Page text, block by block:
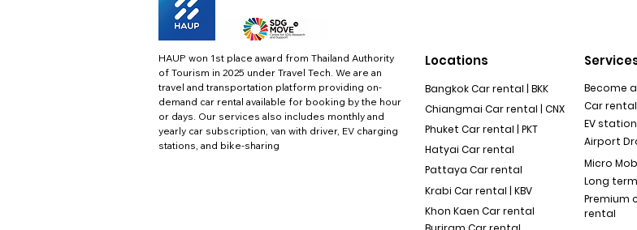
HAUP won 1st place award from Thailand Authority
of Tourism in 2025 under Travel Tech. We are an
travel and transportation platform providing on-
demand car rental available for booking by the hour
or days. Our services also includes monthly and
yearly car subscription, van with driver, EV charging
stations, and bike-sharing
Locations
Bangkok Car rental | BKK
Chiangmai Car rental | CNX
Phuket Car rental | PKT
Hatyai Car rental
Pattaya Car rental
Krabi Car rental | KBV
Khon Kaen Car rental
Become
Car rental
EV station
Airport
Micro
Long
Premium
rental